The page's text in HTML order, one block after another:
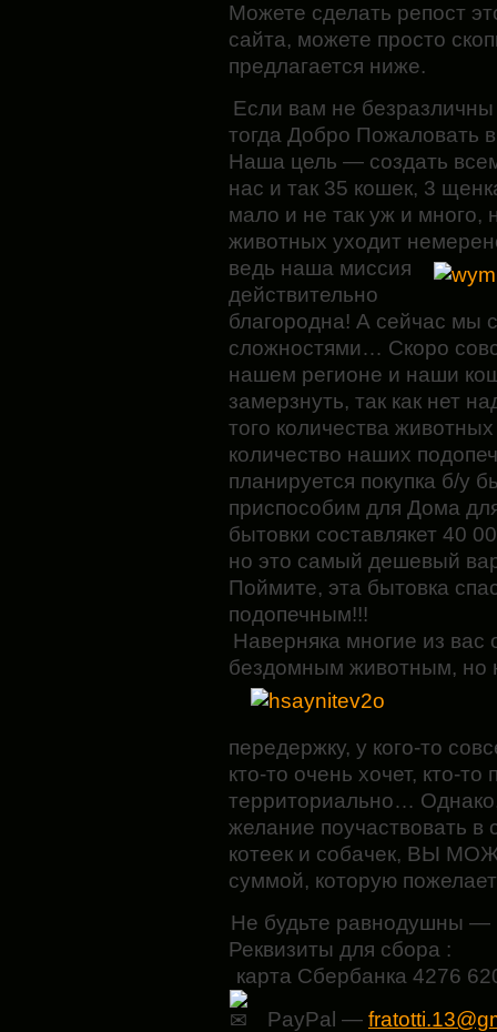
Можете сделать репост
сайта, можете просто
предлагается ниже.
Если вам не
тогда Добро Пожаловать
Наша цель — создать
нас и так 35 кошек, 3
мало и не так уж и много,
животных уходит
ведь наша миссия
действительно
благородна! А сейчас мы
сложностями… Скоро
нашем регионе и наши
замерзнуть, так как нет
того количества
количество наших
планируется покупка б/у
приспособим для Дома
бытовки составлякет 40
но это самый дешевый
Поймите, эта бытовка
подопечным!!!
Наверняка многие из вас
бездомным животным, но
передержку, у кого-то
кто-то очень хочет, кто-
территориально…
желание поучаствовать
котеек и собачек, ВЫ
суммой, которую
Не будьте равнодушны —
Реквизиты для сбора :
карта Сбербанка 4276
PayPal —